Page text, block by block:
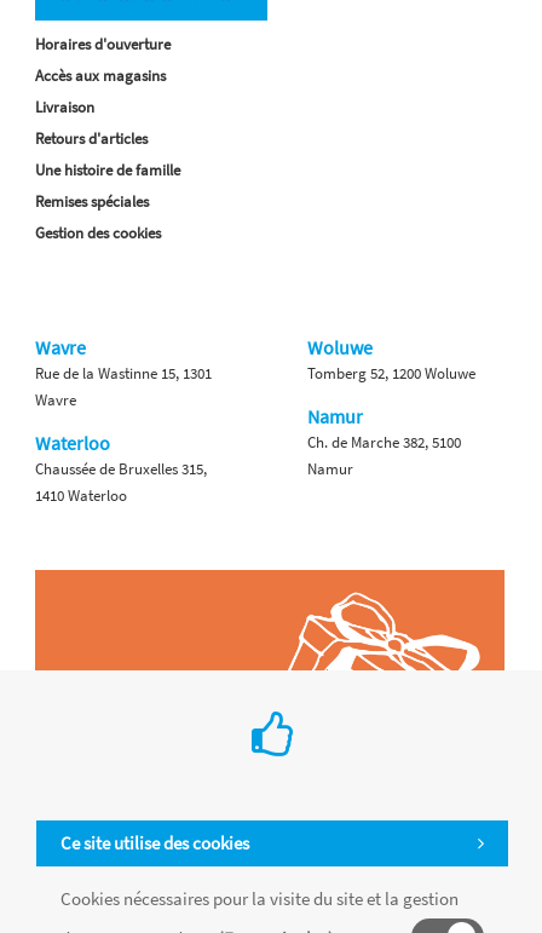
Ce site utilise des cookies
Cookies nécessaires pour la visite du site et la gestion
Horaires d'ouverture
Accès aux magasins
Livraison
Retours d'articles
Une histoire de famille
Remises spéciales
Gestion des cookies
Wavre
Rue de la Wastinne 15, 1301
Wavre
Waterloo
Chaussée de Bruxelles 315,
1410 Waterloo
Woluwe
Tomberg 52, 1200 Woluwe
Namur
Ch. de Marche 382, 5100
Namur